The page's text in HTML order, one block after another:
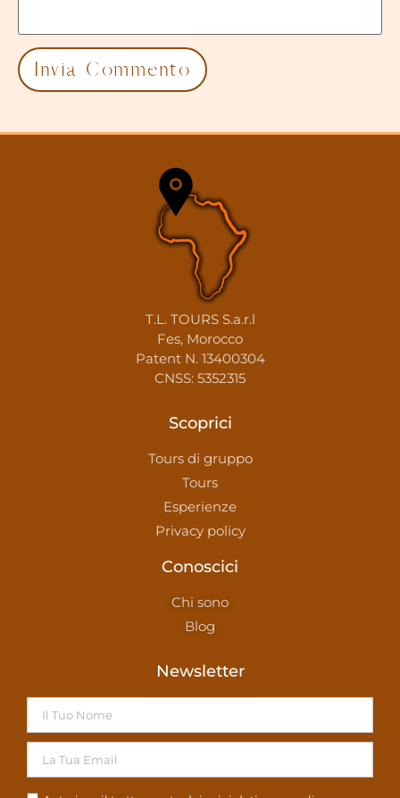
T.L. TOURS S.a.r.l
Fes, Morocco
Patent N. 13400304
CNSS: 5352315
Scoprici
Tours di gruppo
Tours
Esperienze
Privacy policy
Conoscici
Chi sono
Blog
Newsletter